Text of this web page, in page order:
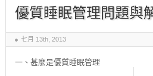
優質睡眠管理問題與
七月 13th, 2013
一、甚麼是優質睡眠管理